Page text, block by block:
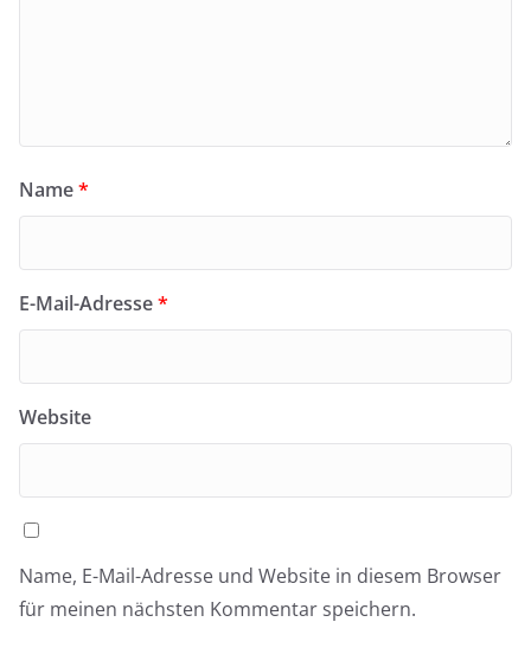
Name*
E-Mail-Adresse*
Website
Name, E-Mail-Adresse und Website in diesem Browser
für meinen nächsten Kommentar speichern.